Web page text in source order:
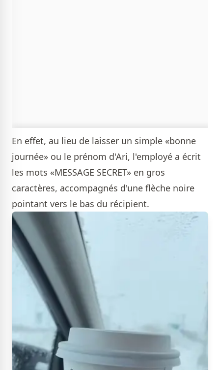
En effet, au lieu de laisser un simple «bonne
journée» ou le prénom d'Ari, l'employé a écrit
les mots «MESSAGE SECRET» en gros
caractères, accompagnés d'une flèche noire
pointant vers le bas du récipient.